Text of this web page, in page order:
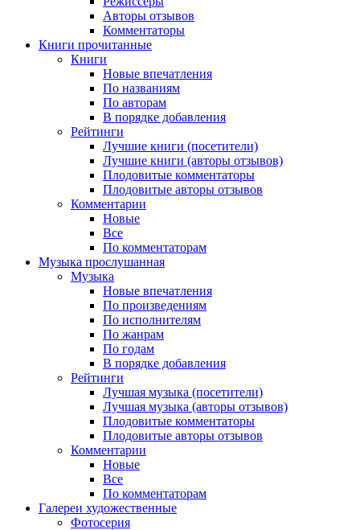
Авторы отзывов
Комментаторы
Книги прочитанные
Книги
Новые впечатления
По названиям
По авторам
В порядке добавления
Рейтинги
Лучшие книги (посетители)
Лучшие книги (авторы отзывов)
Плодовитые комментаторы
Плодовитые авторы отзывов
Комментарии
Новые
Все
По комментаторам
Музыка прослушанная
Музыка
Новые впечатления
По произведениям
По исполнителям
По жанрам
По годам
В порядке добавления
Рейтинги
Лучшая музыка (посетители)
Лучшая музыка (авторы отзывов)
Плодовитые комментаторы
Плодовитые авторы отзывов
Комментарии
Новые
Все
По комментаторам
Галереи художественные
Фотосерия